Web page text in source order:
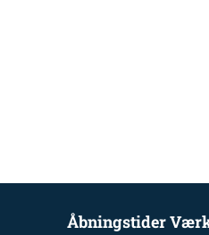
Åbningstider